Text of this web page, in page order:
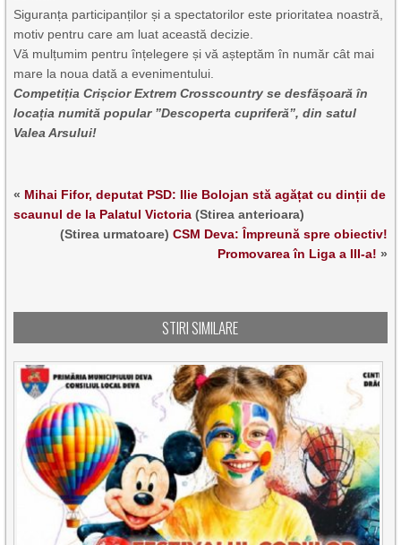
Siguranța participanților și a spectatorilor este prioritatea noastră,
motiv pentru care am luat această decizie.
Vă mulțumim pentru înțelegere și vă așteptăm în număr cât mai
mare la noua dată a evenimentului.
Competiția Crișcior Extrem Crosscountry se desfășoară în
locația numită popular ”Descoperta cupriferă”, din satul
Valea Arsului!
« Mihai Fifor, deputat PSD: Ilie Bolojan stă agățat cu dinții de
scaunul de la Palatul Victoria (Stirea anterioara)
(Stirea urmatoare) CSM Deva: Împreună spre obiectiv!
Promovarea în Liga a III-a! »
STIRI SIMILARE